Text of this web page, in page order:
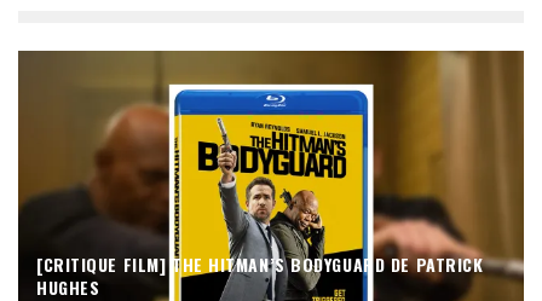
[CRITIQUE FILM] THE HITMAN’S BODYGUARD DE PATRICK
HUGHES